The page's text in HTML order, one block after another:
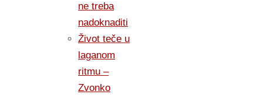
ne treba
nadoknaditi
Život teče u
laganom
ritmu –
Zvonko